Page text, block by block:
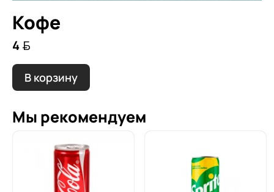
Кофе
4 
В корзину
Мы рекомендуем